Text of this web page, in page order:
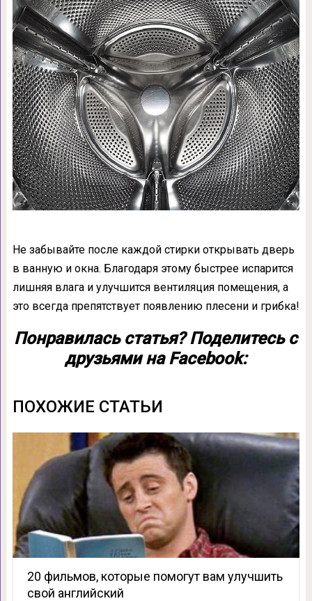
Не забывайте после каждой стирки открывать дверь
в ванную и окна. Благодаря этому быстрее испарится
лишняя влага и улучшится вентиляция помещения, а
это всегда препятствует появлению плесени и грибка!
Понравилась статья? Поделитесь с
друзьями на Facebook:
ПОХОЖИЕ СТАТЬИ
20 фильмов, которые помогут вам улучшить
свой английский